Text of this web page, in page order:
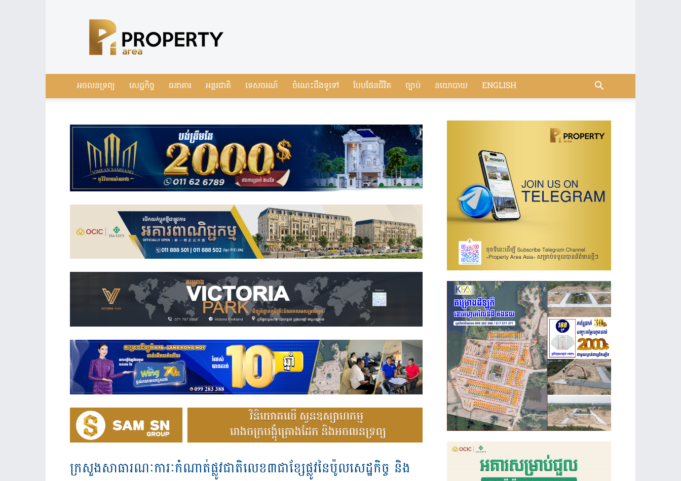
Real
Estate
Cambodia
អចលនទ្រព្យ សេដ្ឋកិច្ច ធនាគារ អន្តរជាតិ ទេសចរណ៍ ចំណេះដឹងទូទៅ បែបផែនជីវិត ច្បាប់ នយោបាយ ENGLISH
ក្រសួងសាធារណៈការៈកំណាត់ផ្លូវជាតិលេខ៣ជាខ្សែផ្លូវនៃប៉ូលសេដ្ឋកិច្ច និង